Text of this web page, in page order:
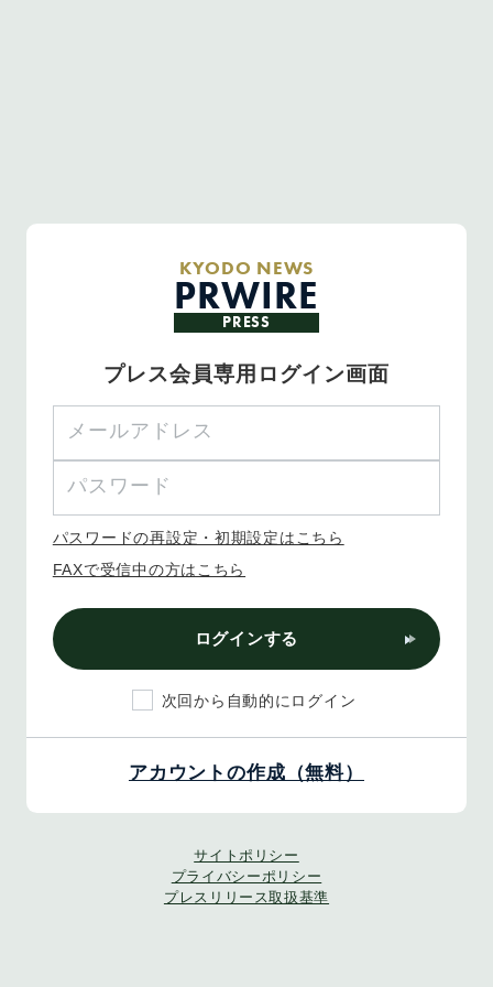
KYODO NEWS
PRWIRE
PRESS
プレス会員専用ログイン画面
パスワードの再設定・初期設定はこちら
FAXで受信中の方はこちら
ログインする
次回から自動的にログイン
アカウントの作成（無料）
サイトポリシー
プライバシーポリシー
プレスリリース取扱基準